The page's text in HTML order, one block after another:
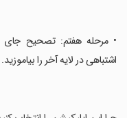
‏• مرحله هفتم: تصحیح جای
اشتباهی در لایه آخر را بیاموزید.